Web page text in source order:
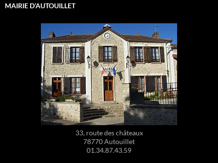
MAIRIE D’AUTOUILLET
33, route des châteaux
78770 Autouillet
01.34.87.43.59